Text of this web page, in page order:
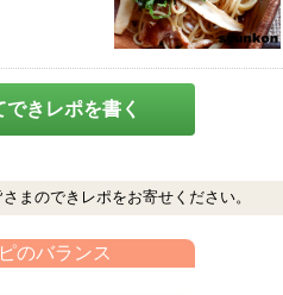
きレポを書く
まのできレポをお寄せください。
のバランス